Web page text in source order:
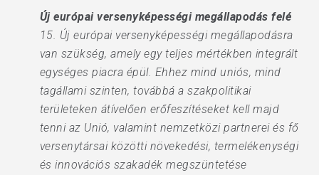
Új európai versenyképességi megállapodás felé
15. Új európai versenyképességi megállapodásra
van szükség, amely egy teljes mértékben integrált
egységes piacra épül. Ehhez mind uniós, mind
tagállami szinten, továbbá a szakpolitikai
területeken átívelően erőfeszítéseket kell majd
tenni az Unió, valamint nemzetközi partnerei és fő
versenytársai közötti növekedési, termelékenységi
és innovációs szakadék megszüntetése